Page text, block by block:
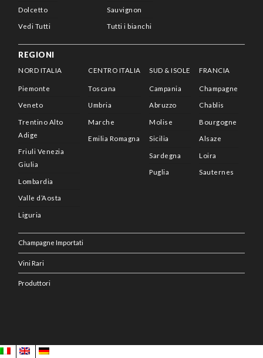
Dolcetto
Vedi Tutti
Sauvignon
Tutti i bianchi
REGIONI
NORD ITALIA
Piemonte
Veneto
Trentino Alto
Adige
Friuli Venezia
Giulia
Lombardia
Valle d’Aosta
Liguria
CENTRO ITALIA
Toscana
Umbria
Marche
Emilia Romagna
SUD & ISOLE
Campania
Abruzzo
Molise
Sicilia
Sardegna
Puglia
FRANCIA
Champagne
Chablis
Bourgogne
Alsaze
Loira
Sauternes
Champagne Importati
Vini Rari
Produttori